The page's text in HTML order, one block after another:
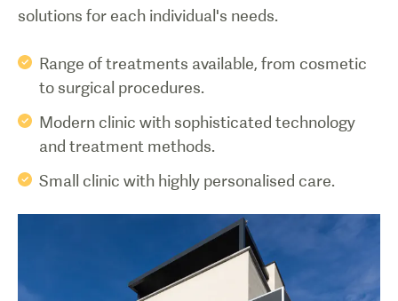
solutions for each individual's needs.
Range of treatments available, from cosmetic
to surgical procedures.
Modern clinic with sophisticated technology
and treatment methods.
Small clinic with highly personalised care.